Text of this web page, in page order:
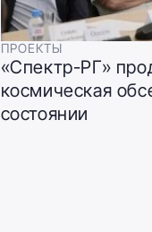
ПРОЕКТЫ
«Спектр-РГ»
космическая
состоянии